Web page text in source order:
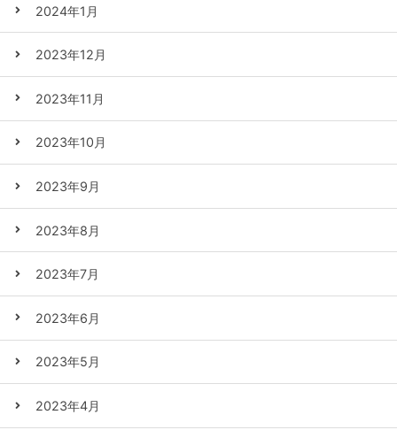
2024年1月
2023年12月
2023年11月
2023年10月
2023年9月
2023年8月
2023年7月
2023年6月
2023年5月
2023年4月